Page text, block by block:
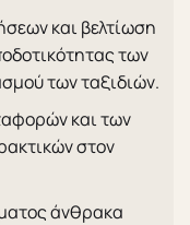
και βελτίωση
των
των ταξιδιών.
και των
στον
άνθρακα